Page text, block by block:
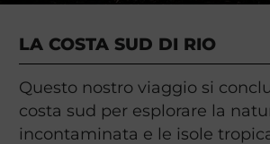
LA COSTA SUD DI RIO
Questo nostro viaggio si
costa sud per esplorare la
incontaminata e le isole